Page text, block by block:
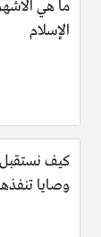
ما هي
الإسلام
وصايا